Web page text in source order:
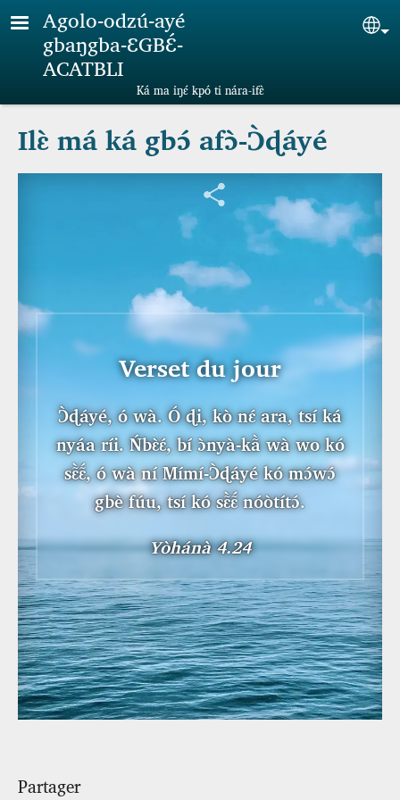
Aller au contenu principal
Agolo-odzú-ayé
gbaŋgba-ƐGBƐ́-
ACATBLI
Ká ma iŋɛ́ kpó ti nára-ifɛ̀
Ilɛ̀ má ká gbɔ́ afɔ̀-Ɔ̀ɖáyé
Verset du jour
Ɔ̀ɖáyé, ó wà. Ó ɖi, kò nɛ́ ara, tsí ká
nyáa ríi. Ńbɛ̀ɛ́, bí ɔ̀nyà-kã̀ wà wo kó
sɛ̃̀ɛ̃́, ó wà ní Mímí-Ɔ̀ɖáyé kó mɔ́wɔ́
gbè fúu, tsí kó sɛ̃̀ɛ̃́ nóòtítɔ́.
Yòhánà 4.24
Partager